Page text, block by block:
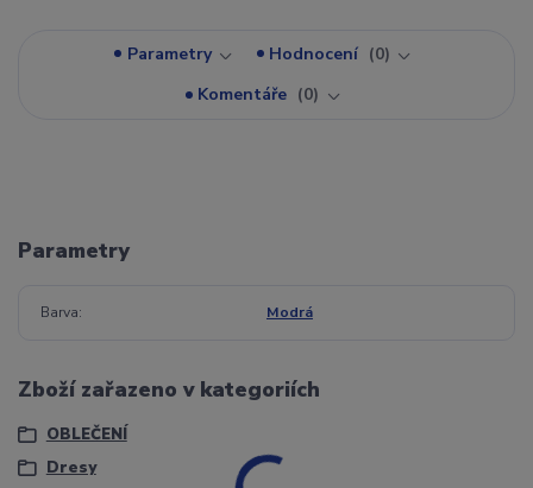
Parametry Hodnocení
0
Komentáře
0
Parametry
Barva Modrá
Zboží zařazeno v kategoriích
OBLEČENÍ
Dresy